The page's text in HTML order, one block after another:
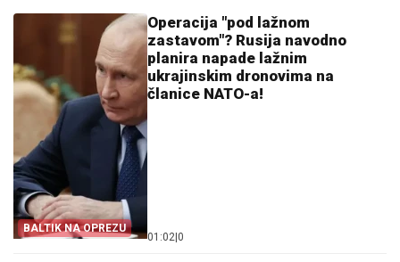
BALTIK NA OPREZU
Operacija "pod lažnom
zastavom"? Rusija navodno
planira napade lažnim
ukrajinskim dronovima na
članice NATO-a!
01:02 0